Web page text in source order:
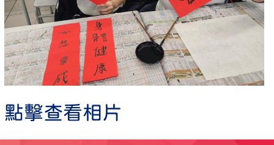
點擊查看相片